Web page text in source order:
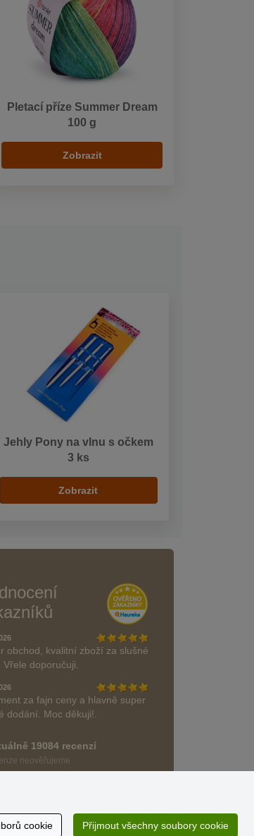
Pletací příze Summer Dream
100 g
Zobrazit
Jehly Pony na vlnu s očkem
3 ks
Zobrazit
obchod, kvalitní zboží za slušné
Vřele doporučuji.
za fajn ceny a hlavně super
dodání. Moc děkuji!.
19084 recenzí
neověřujeme
cookie Přijmout všechny soubory cookie